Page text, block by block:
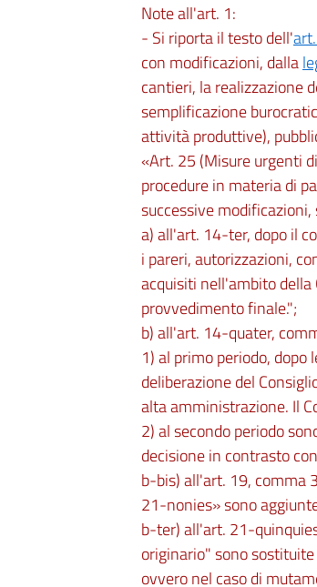
Note all'art. 1:
- Si riporta il testo dell'
con modificazioni, dalla
cantieri, la realizzazione
semplificazione
attività produttive),
«Art. 25 (Misure urgenti
procedure in materia di
successive
a) all'art. 14-ter, dopo il
i pareri, autorizzazioni,
acquisiti nell'ambito della
provvedimento finale.";
b) all'art. 14-quater,
1) al primo periodo,
deliberazione del
alta amministrazione. Il
2) al secondo periodo
decisione in contrasto
b-bis) all'art. 19, comma
21-nonies» sono
b-ter) all'art. 21-
originario" sono
ovvero nel caso di